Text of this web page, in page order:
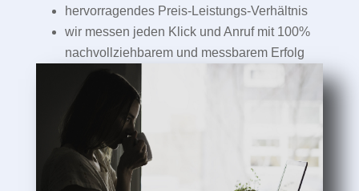
hervorragendes Preis-Leistungs-Verhältnis
wir messen jeden Klick und Anruf mit 100%
nachvollziehbarem und messbarem Erfolg